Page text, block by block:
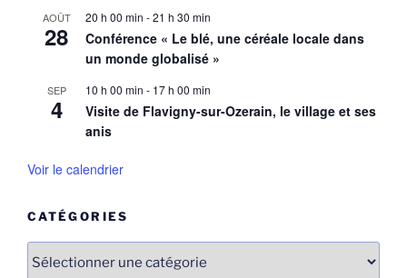
AOÛT
28
20 h 00 min -21 h 30 min
Conférence « Le blé, une céréale locale dans
un monde globalisé »
SEP
4
10 h 00 min - 17 h 00 min
Visite de Flavigny-sur-Ozerain, le village et ses
anis
Voir le calendrier
CATÉGORIES